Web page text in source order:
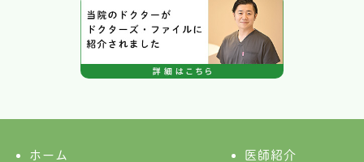
ホーム 医師紹介